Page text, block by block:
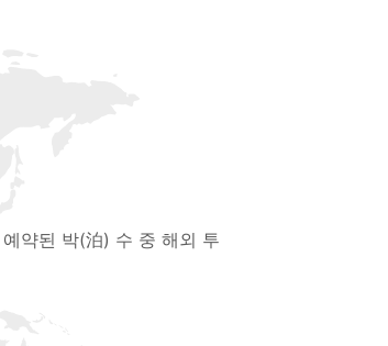
약된 박(泊) 수 중 해외 투